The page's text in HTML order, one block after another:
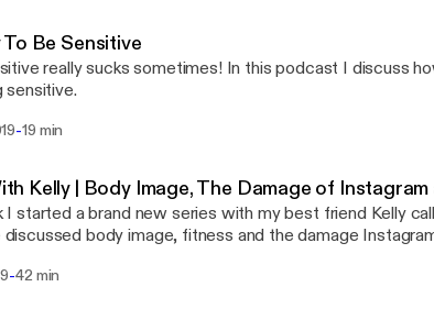
To Be Sensitive
really sucks sometimes! In this podcast I discuss
sensitive.
-19 min
Kelly | Body Image, The Damage of
I started a brand new series with my best friend Kelly
body image, fitness and the damage
and @misscameracreative
-42 min